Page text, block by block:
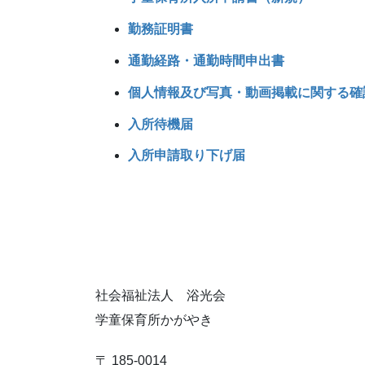
勤務証明書
通勤経路・通勤時間申出書
個人情報及び写真・動画掲載に関する
入所待機届
入所申請取り下げ届
社会福祉法人 浴光会
学童保育所かがやき
〒 185-0014